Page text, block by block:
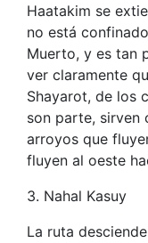
Haatakim se
no está
Muerto, y es tan
ver claramente
Shayarot, de los
son parte, sirven
arroyos que
fluyen al oeste
3. Nahal Kasuy
La ruta